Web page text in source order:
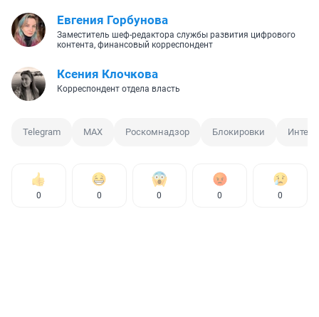
Евгения Горбунова
Заместитель шеф-редактора службы развития цифрового
контента, финансовый корреспондент
Ксения Клочкова
Корреспондент отдела власть
Telegram MAX Роскомнадзор Блокировки
0 0 0 0 0